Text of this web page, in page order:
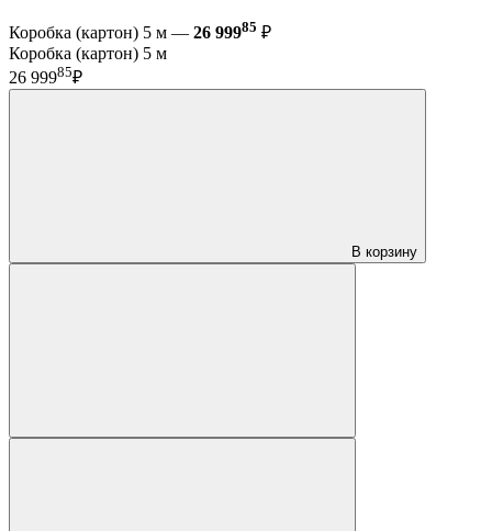
Коробка (картон) 5 м — 26 99985 ₽
Коробка (картон) 5 м
26 99985₽
В корзину